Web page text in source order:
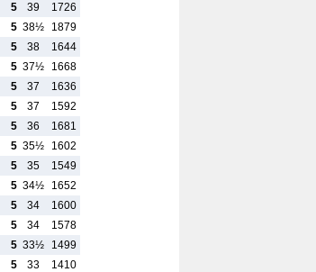
5 39
1726
5 38½
1879
5 38
1644
5 37½
1668
5 37
1636
5 37
1592
5 36
1681
5 35½
1602
5 35
1549
5 34½
1652
5 34
1600
5 34
1578
5 33½
1499
5 33
1410